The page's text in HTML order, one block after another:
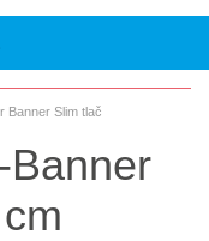
Banner Slim tlač